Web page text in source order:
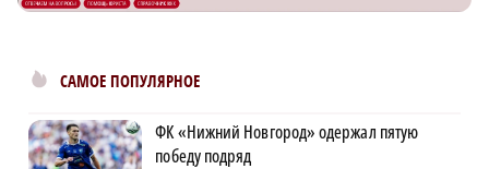
САМОЕ ПОПУЛЯРНОЕ
ФК «Нижний Новгород» одержал пятую
победу подряд